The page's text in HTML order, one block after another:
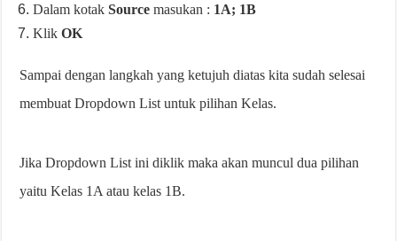
Dalam kotakSource masukan : 1A; 1B
KlikOK
Sampai dengan langkah yang ketujuh diatas kita sudah selesai
membuat Dropdown List untuk pilihan Kelas.
Jika Dropdown List ini diklik maka akan muncul dua pilihan
yaitu Kelas 1A atau kelas 1B.